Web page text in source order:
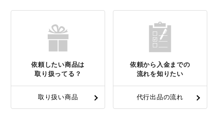
依頼したい商品は
取り扱ってる？
取り扱い商品
依頼から入金までの
流れを知りたい
代行出品の流れ